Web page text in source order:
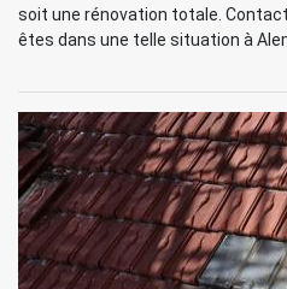
soit une rénovation totale.
êtes dans une telle situation à